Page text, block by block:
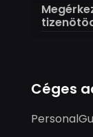
Céges